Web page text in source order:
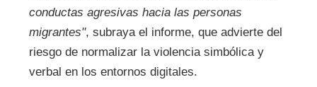
conductas agresivas hacia las personas
migrantes", subraya el informe, que advierte del
riesgo de normalizar la violencia simbólica y
verbal en los entornos digitales.